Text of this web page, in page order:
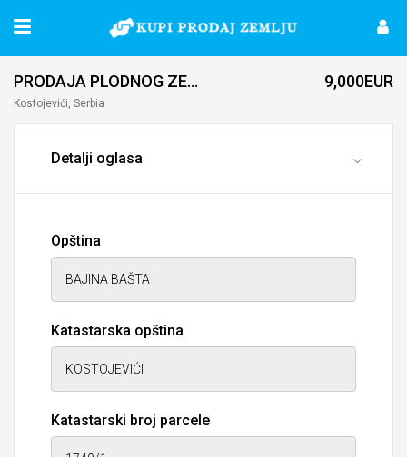
PRODAJA PLODNOG ZEMLJISTA U BLIZinI REKE (Moze i kao gradjevinsko)
Kostojevići, Serbia
9,000EUR
Detalji oglasa
Opština
Katastarska opština
Katastarski broj parcele